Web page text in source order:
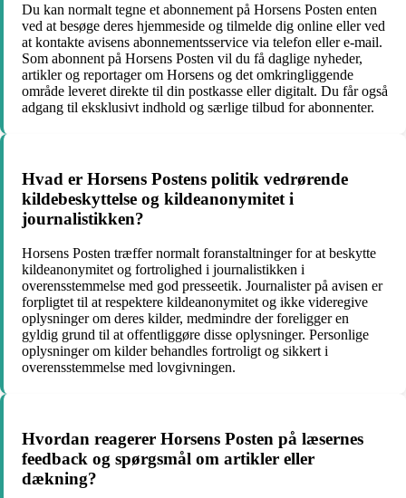
Du kan normalt tegne et abonnement på Horsens Posten enten
ved at besøge deres hjemmeside og tilmelde dig online eller ved
at kontakte avisens abonnementsservice via telefon eller e-mail.
Som abonnent på Horsens Posten vil du få daglige nyheder,
artikler og reportager om Horsens og det omkringliggende
område leveret direkte til din postkasse eller digitalt. Du får også
adgang til eksklusivt indhold og særlige tilbud for abonnenter.
Hvad er Horsens Postens politik vedrørende
kildebeskyttelse og kildeanonymitet i
journalistikken?
Horsens Posten træffer normalt foranstaltninger for at beskytte
kildeanonymitet og fortrolighed i journalistikken i
overensstemmelse med god presseetik. Journalister på avisen er
forpligtet til at respektere kildeanonymitet og ikke videregive
oplysninger om deres kilder, medmindre der foreligger en
gyldig grund til at offentliggøre disse oplysninger. Personlige
oplysninger om kilder behandles fortroligt og sikkert i
overensstemmelse med lovgivningen.
Hvordan reagerer Horsens Posten på læsernes
feedback og spørgsmål om artikler eller
dækning?